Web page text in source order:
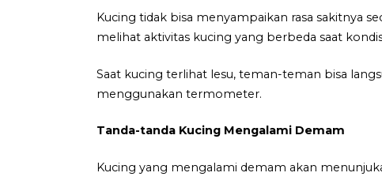
Kucing tidak bisa menyampaikan rasa sakitnya
melihat aktivitas kucing yang berbeda saat
Saat kucing terlihat lesu, teman-teman bisa
menggunakan termometer.
Tanda-tanda Kucing Mengalami Demam
Kucing yang mengalami demam akan